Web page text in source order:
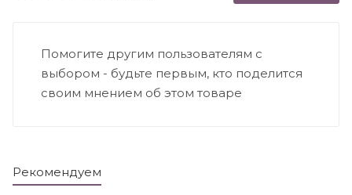
Помогите другим пользователям с
выбором - будьте первым, кто поделится
своим мнением об этом товаре
Рекомендуем